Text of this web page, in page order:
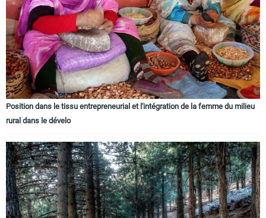
Position dans le tissu entrepreneurial et l'intégration de la femme du milieu
rural dans le dévelo